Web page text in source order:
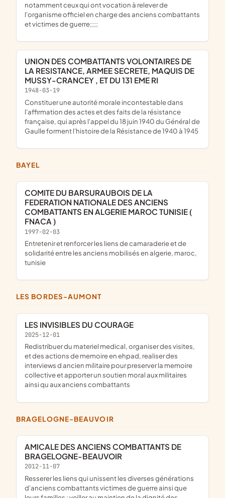
notamment ceux qui ont vocation à relever de
l'organisme officiel en charge des anciens combattants
et victimes de guerre;;;;
UNION DES COMBATTANTS VOLONTAIRES DE
LA RESISTANCE, ARMEE SECRETE, MAQUIS DE
MUSSY-CRANCEY , ET DU 131 EME RI
1948-03-19
constituer une autorité morale incontestable dans
l'affirmation des actes et des faits de la résistance
française, qui après l'appel du 18 juin 1940 du Général de
Gaulle forment l'histoire de la Résistance de 1940 à 1945
BAYEL
COMITE DU BARSURAUBOIS DE LA
FEDERATION NATIONALE DES ANCIENS
COMBATTANTS EN ALGERIE MAROC TUNISIE (
FNACA )
1997-02-03
entretenir et renforcer les liens de camaraderie et de
solidarité entre les anciens mobilisés en algerie, maroc,
tunisie
LES BORDES-AUMONT
LES INVISIBLES DU COURAGE
2025-12-01
redistribuer du materiel medical, organiser des visites,
et des actions de memoire en ehpad, realiser des
interviews d ancien militaire pour preserver la memoire
collective et apporter un soutien moral aux militaires
ainsi qu aux anciens combattants
BRAGELOGNE-BEAUVOIR
AMICALE DES ANCIENS COMBATTANTS DE
BRAGELOGNE-BEAUVOIR
2012-11-07
resserer les liens qui unissent les diverses générations
d'anciens combattants victimes de guerre ainsi que